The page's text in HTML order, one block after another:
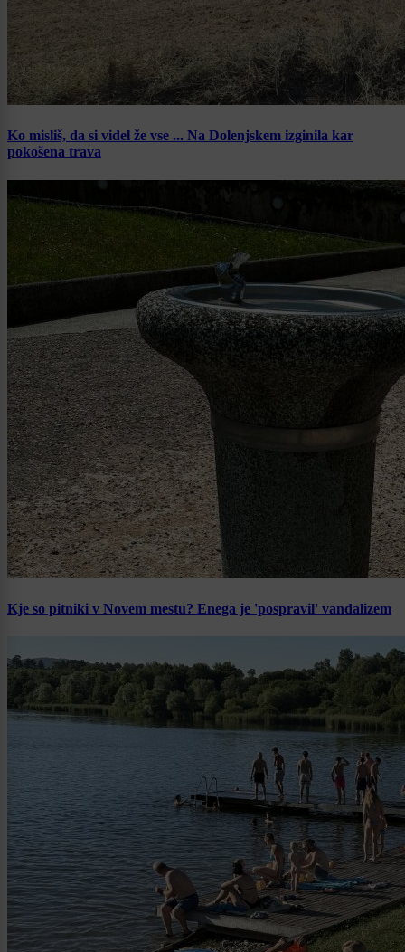
Ko misliš, da si videl že vse ... Na Dolenjskem izginila kar
pokošena trava
Kje so pitniki v Novem mestu? Enega je 'pospravil' vandalizem